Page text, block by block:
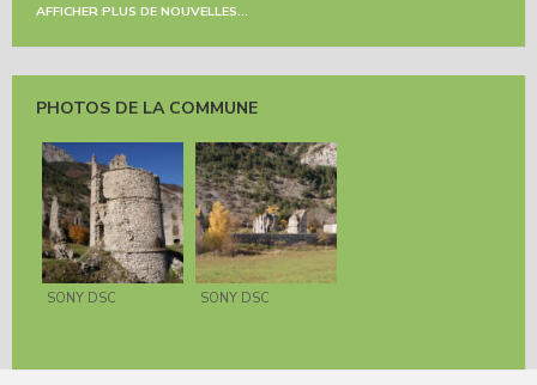
AFFICHER PLUS DE NOUVELLES...
PHOTOS DE LA COMMUNE
SONY DSC SONY DSC